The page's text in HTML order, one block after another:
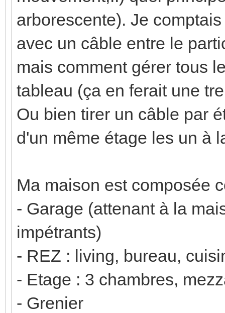
arborescente). Je
avec un câble entre le
mais comment gérer tous
tableau (ça en ferait une
Ou bien tirer un câble par
d'un même étage les un à
Ma maison est composée
- Garage (attenant à la
impétrants)
- REZ : living, bureau,
- Etage : 3 chambres,
- Grenier